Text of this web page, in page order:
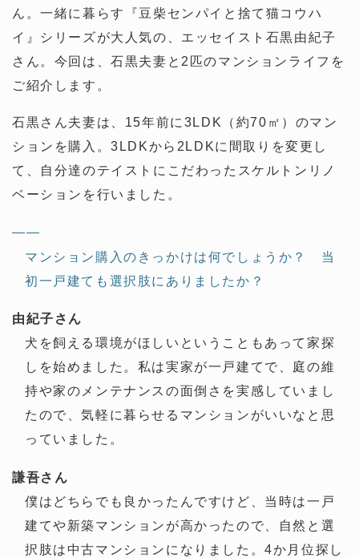
ん。一緒に暮らす『豆柴センパイと捨て猫コウハ
イ』シリーズが大人気の、エッセイスト石黒由紀子
さん。今回は、石黒夫妻と2匹のマンションライフを
ご紹介します。
石黒さん夫妻は、15年前に3LDK（約70㎡）のマン
ションを購入。3LDKから2LDKに間取りを変更し
て、自分達のテイストにこだわったスケルトンリノ
ベーションを行いました。
——
マンション購入のきっかけは何でしょうか？ 当
初一戸建ても選択肢にありましたか？
由紀子さん
犬を飼える環境がほしいということもあって家探
しを始めました。私は実家が一戸建てで、庭の維
持や家のメンテナンスの面倒さを実感していまし
たので、気軽に暮らせるマンションがいいなと思
っていました。
謙吾さん
僕はどちらでも良かったんですけど、当時は一戸
建てや新築マンションが高かったので、自然と選
択肢は中古マンションになりました。4か月位探し